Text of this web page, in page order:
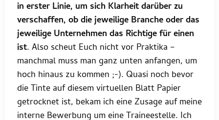
in erster Linie, um sich Klarheit darüber zu
verschaffen, ob die jeweilige Branche oder das
jeweilige Unternehmen das Richtige für einen
ist. Also scheut Euch nicht vor Praktika –
manchmal muss man ganz unten anfangen, um
hoch hinaus zu kommen ;-). Quasi noch bevor
die Tinte auf diesem virtuellen Blatt Papier
getrocknet ist, bekam ich eine Zusage auf meine
interne Bewerbung um eine Traineestelle. Ich